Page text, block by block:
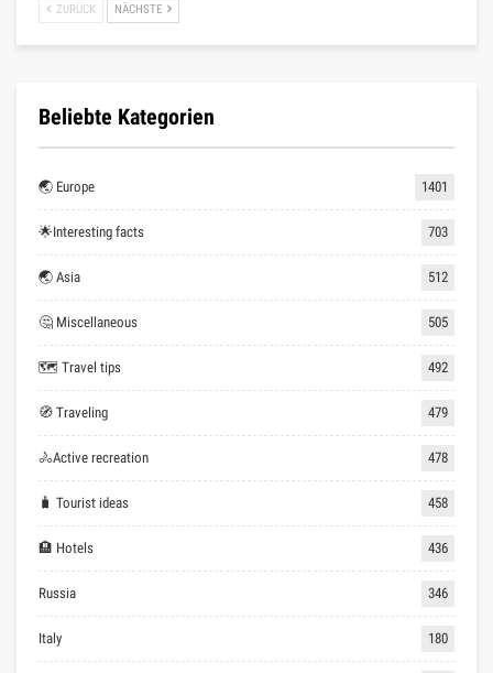
ZURÜCK NÄCHSTE
Beliebte Kategorien
🌏 Europe 1401
🌟Interesting facts 703
🌏 Asia 512
🤔 Miscellaneous 505
🗺 Travel tips 492
🧭 Traveling 479
🚴Active recreation 478
🧳 Tourist ideas 458
🏨 Hotels 436
Russia 346
Italy 180